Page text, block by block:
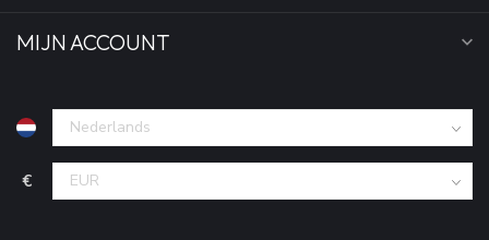
MIJN ACCOUNT
€